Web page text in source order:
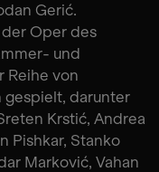
Gerić.
Oper des
und
Reihe von
gespielt, darunter
Krstić, Andrea
Pishkar, Stanko
Marković, Vahan